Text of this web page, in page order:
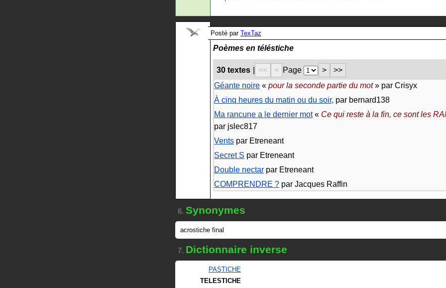
Posté par TexTaz
Poèmes en téléstiche
30 textes << < Page >
>>
Géante noire « pour la seconde partie du mot» par Crisyx
À cinq heures du matin ou du soir, par bernard138
Ma rancune a le dernier mot« Ce qui reste à la fin, ce sont les
par jslec817
Vents par Etreneant
Secret S par Etreneant
Double nectar par Etreneant
COMPRENDRE ? par Jacques Raffin
6. Synonymes
acrostiche final
7. Dictionnaire inverse
PASTICHE
TELESTICHE